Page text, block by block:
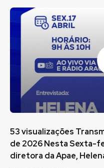
53 visualizações
de 2026 Nesta Sexta-
diretora da Apae,